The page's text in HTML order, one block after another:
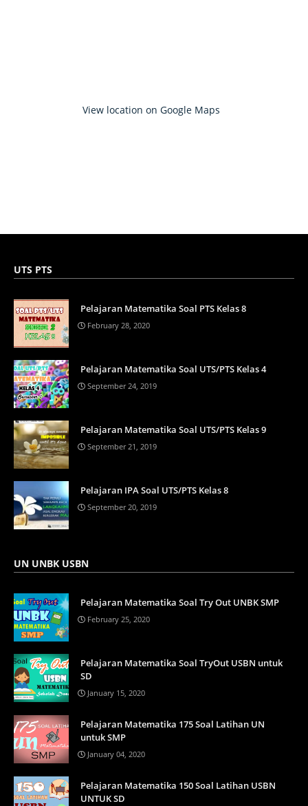
View location on Google Maps
UTS PTS
Pelajaran Matematika Soal PTS Kelas 8
February 28, 2020
Pelajaran Matematika Soal UTS/PTS Kelas 4
September 24, 2019
Pelajaran Matematika Soal UTS/PTS Kelas 9
September 21, 2019
Pelajaran IPA Soal UTS/PTS Kelas 8
September 20, 2019
UN UNBK USBN
Pelajaran Matematika Soal Try Out UNBK SMP
February 25, 2020
Pelajaran Matematika Soal TryOut USBN untuk
SD
January 15, 2020
Pelajaran Matematika 175 Soal Latihan UN
untuk SMP
January 04, 2020
Pelajaran Matematika 150 Soal Latihan USBN
UNTUK SD